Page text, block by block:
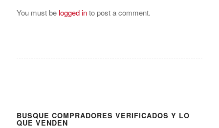
You must be logged into post a comment.
BUSQUE COMPRADORES VERIFICADOS Y LO
QUE VENDEN